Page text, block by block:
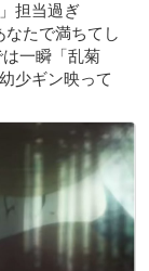
担当過ぎ
なたで満ちてし
一瞬「乱菊
少ギン映って